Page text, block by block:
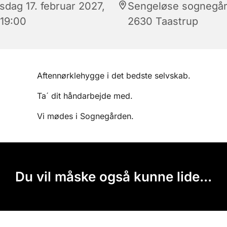
17. februar 2027,
Sengeløse
2630 Taastrup
Aftennørklehygge i det bedste selvskab.
Ta´ dit håndarbejde med.
Vi mødes i Sognegården.
Du vil måske også kunne lide...